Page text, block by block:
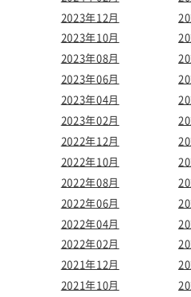
2023年12月
2023年10月
2023年08月
2023年06月
2023年04月
2023年02月
2022年12月
2022年10月
2022年08月
2022年06月
2022年04月
2022年02月
2021年12月
2021年10月